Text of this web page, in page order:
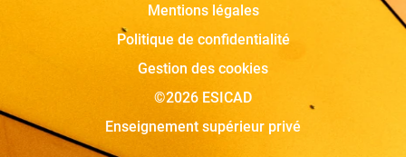
Mentions légales
Politique de confidentialité
Gestion des cookies
©2026 ESICAD
Enseignement supérieur privé